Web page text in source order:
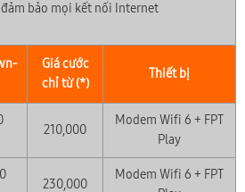
bảo mọi kết nối Internet
Giá cước
chỉ từ (*)
Thiết bị
210,000
Modem Wifi 6 + FPT
Play
230,000
Modem Wifi 6 + FPT